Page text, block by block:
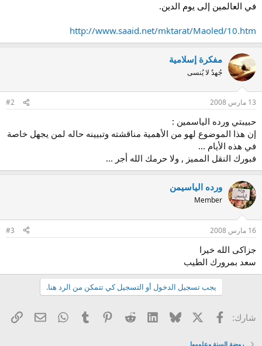
في العالمين إلى يوم الدين.
http://www.saaid.net/mktarat/Maoled/10.htm
مفكرة إسلامية
جُهدٌ لا يُنسى
13 مارس 2008 #2
حبيبتي ورده الياسمين :
إن هذا الموضوع لهو من الأهمية مناقشته وتبيينه حاله لمن يجهل خاصة
في هذه الأيام ...
فبورك النقل المميز , ولا حرمك الله أجر ...
ورده الياسيمن
Member
16 مارس 2008 #3
جزاكى الله خيرا
سعد بمرورك الطيب
يجب تسجيل الدخول أو التسجيل كي تتمكن من الرد هنا.
شارك: فيسبوك Bluesky
LinkedIn
Reddit
Pinterest
Tumblr
WhatsApp
البريد
روضة السنة وعلومها